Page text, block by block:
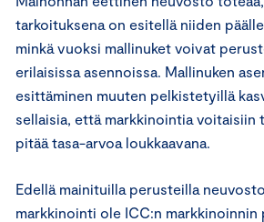
tarkoituksena on esitellä niiden
minkä vuoksi mallinuket voivat
erilaisissa asennoissa. Mallinuken
esittäminen muuten pelkistetyillä
sellaisia, että markkinointia voitaisiin
pitää tasa-arvoa loukkaavana.
Edellä mainituilla perusteilla
markkinointi ole ICC:n markkinoinnin